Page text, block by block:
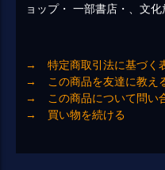
ョップ・ 一部書店・、文化
→ 特定商取引法に基づく
→ この商品を友達に教え
→ この商品について問い
→ 買い物を続ける